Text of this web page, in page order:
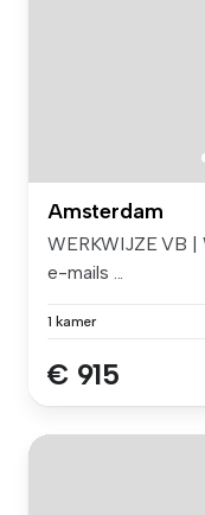
Amsterdam
WERKWIJZE VB
e-mails ...
1 kamer
€ 915